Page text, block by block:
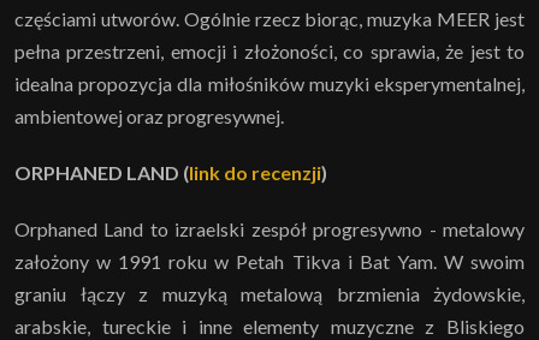
częściami utworów. Ogólnie rzecz biorąc, muzyka MEER jest
pełna przestrzeni, emocji i złożoności, co sprawia, że jest to
idealna propozycja dla miłośników muzyki eksperymentalnej,
ambientowej oraz progresywnej.
ORPHANED LAND (link do recenzji)
Orphaned Land to izraelski zespół progresywno - metalowy
założony w 1991 roku w Petah Tikva i Bat Yam. W swoim
graniu łączy z muzyką metalową brzmienia żydowskie,
arabskie, tureckie i inne elementy muzyczne z Bliskiego